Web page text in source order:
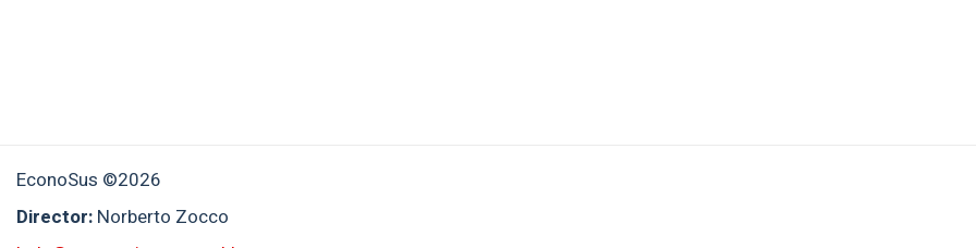
EconoSus ©2026
Director: Norberto Zocco